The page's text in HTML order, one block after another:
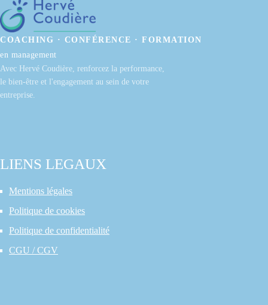
COACHING · CONFÉRENCE · FORMATION
en management
Avec Hervé Coudière, renforcez la performance,
le bien-être et l'engagement au sein de votre
entreprise.
LIENS LEGAUX
Mentions légales
Politique de cookies
Politique de confidentialité
CGU / CGV